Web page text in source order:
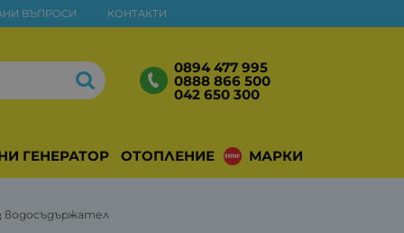
ВЪПРОСИ КОНТАКТИ
0894 477 995
0888 866 500
042 650 300
ГЕНЕРАТОРИ ОТОПЛЕНИЕ МАРКИ
водосъдържател